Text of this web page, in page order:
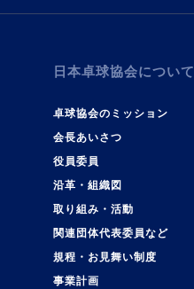
日本卓球協会について
卓球協会のミッション
会長あいさつ
役員委員
沿革・組織図
取り組み・活動
関連団体代表委員など
規程・お見舞い制度
事業計画